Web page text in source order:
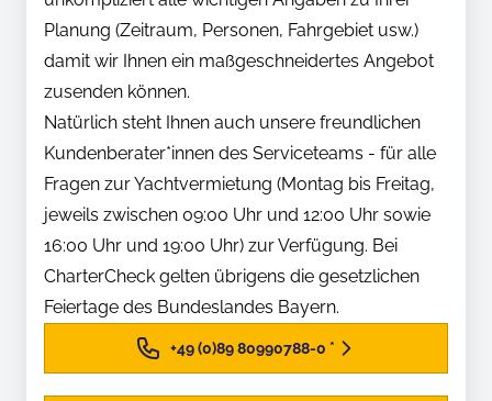
Planung (Zeitraum, Personen, Fahrgebiet usw.)
damit wir Ihnen ein maßgeschneidertes Angebot
zusenden können.
Natürlich steht Ihnen auch unsere freundlichen
Kundenberater*innen des Serviceteams - für alle
Fragen zur Yachtvermietung (Montag bis Freitag,
jeweils zwischen 09:00 Uhr und 12:00 Uhr sowie
16:00 Uhr und 19:00 Uhr) zur Verfügung. Bei
CharterCheck gelten übrigens die gesetzlichen
Feiertage des Bundeslandes Bayern.
+49 (0)89 80990788-0 *